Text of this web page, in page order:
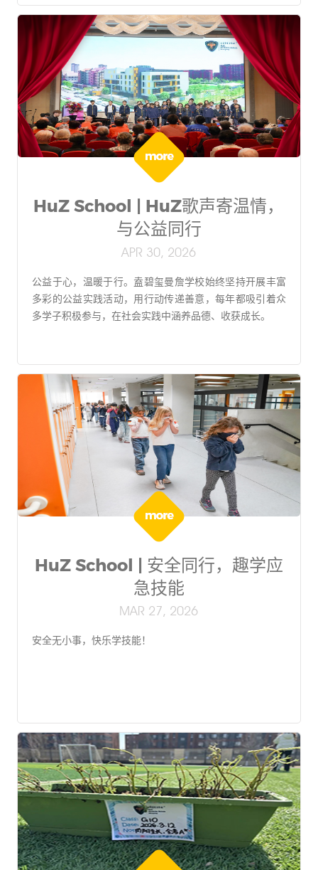
HuZ School | HuZ歌声寄温情，
与公益同行
APR 30, 2026
公益于心，温暖于行。盍碧玺曼詹学校始终坚持开展丰富
多彩的公益实践活动，用行动传递善意，每年都吸引着众
多学子积极参与，在社会实践中涵养品德、收获成长。
HuZ School | 安全同行，趣学应
急技能
MAR 27, 2026
安全无小事，快乐学技能！